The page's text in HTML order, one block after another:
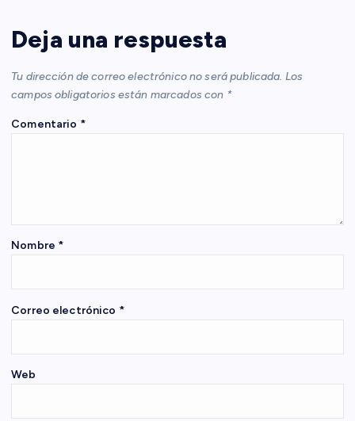
a
c
i
ó
e
t
Deja una respuesta
Tu dirección de correo electrónico no será publicada. Los
campos obligatorios están marcados con *
Comentario *
Nombre *
Correo electrónico *
Web